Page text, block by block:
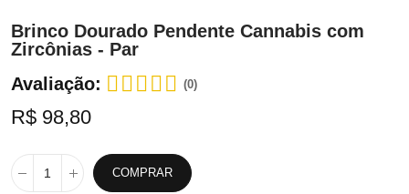
Brinco Dourado Pendente Cannabis com
Zircônias - Par
Avaliação:
(0)
R$ 98,80
COMPRAR